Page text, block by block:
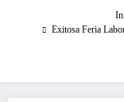
Exitosa Feria